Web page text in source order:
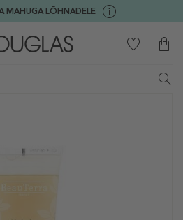
MAHUGA LÕHNADELE